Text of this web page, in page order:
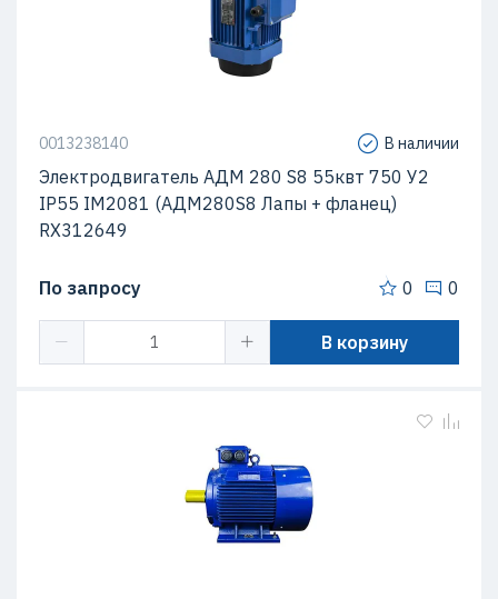
0013238140 В наличии
Электродвигатель АДМ 280 S8 55квт 750 У2
IP55 IM2081 (АДМ280S8 Лапы + фланец)
RX312649
По запросу 0 0
В корзину